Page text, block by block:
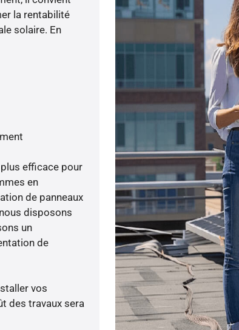
la rentabilité
solaire. En
efficace pour
en
de panneaux
disposons
un
de
vos
des travaux sera